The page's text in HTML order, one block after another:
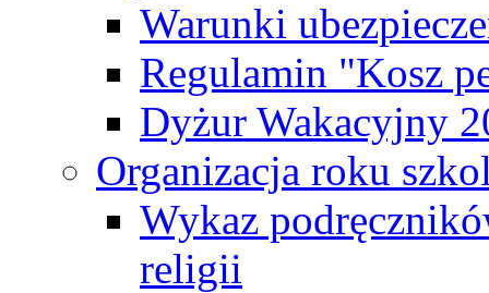
Warunki
Regulamin "Kosz
Dyżur Wakacyjny
Organizacja roku
Wykaz
religii